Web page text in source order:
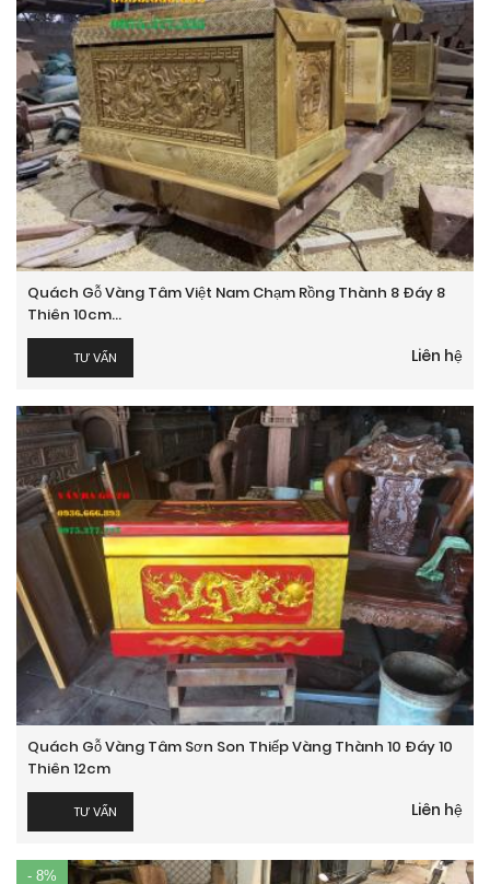
Quách Gỗ Vàng Tâm Việt Nam Chạm Rồng Thành 8 Đáy 8
Thiên 10cm...
TƯ VẤN Liên hệ
Quách Gỗ Vàng Tâm Sơn Son Thiếp Vàng Thành 10 Đáy 10
Thiên 12cm
TƯ VẤN Liên hệ
- 8%